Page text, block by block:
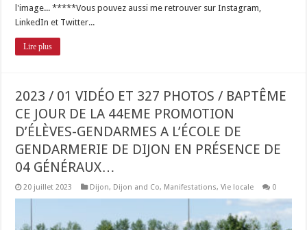
l'image... *****Vous pouvez aussi me retrouver sur Instagram,
LinkedIn et Twitter...
Lire plus
2023 / 01 VIDÉO ET 327 PHOTOS / BAPTÊME
CE JOUR DE LA 44EME PROMOTION
D’ÉLÈVES-GENDARMES A L’ÉCOLE DE
GENDARMERIE DE DIJON EN PRÉSENCE DE
04 GÉNÉRAUX…
20 juillet 2023 Dijon, Dijon and Co, Manifestations,Vie locale 0